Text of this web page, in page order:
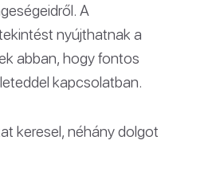
A
nyújthatnak a
abban, hogy fontos
kapcsolatban.
keresel, néhány dolgot